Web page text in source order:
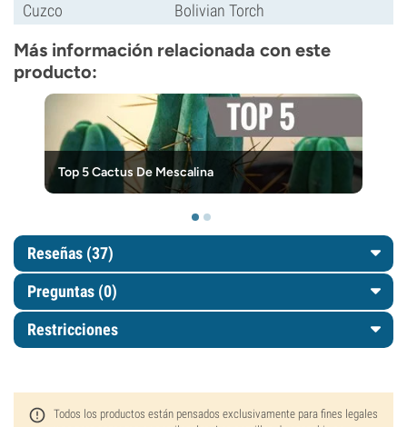
Cuzco Bolivian Torch
Más información relacionada con este
producto:
Top 5 Cactus De Mescalina
Reseñas (37)
Preguntas (0)
Restricciones
Todos los productos están pensados exclusivamente para fines legales